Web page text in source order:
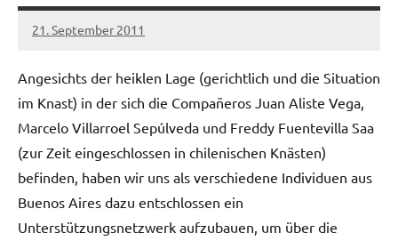
21. September 2011
admin
Angesichts der heiklen Lage (gerichtlich und die Situation
im Knast) in der sich die Compañeros Juan Aliste Vega,
Marcelo Villarroel Sepúlveda und Freddy Fuentevilla Saa
(zur Zeit eingeschlossen in chilenischen Knästen)
befinden, haben wir uns als verschiedene Individuen aus
Buenos Aires dazu entschlossen ein
Unterstützungsnetzwerk aufzubauen, um über die